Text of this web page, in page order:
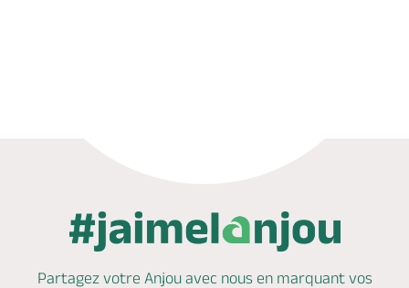
Partagez votre Anjou avec nous en marquantvos